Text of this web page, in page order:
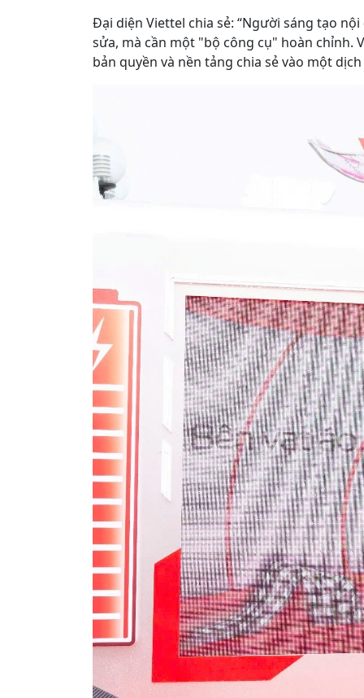
Đại diện Viettel chia sẻ: “Người sáng tạo
sửa, mà cần một "bộ công cụ" hoàn chỉnh.
bản quyền và nền tảng chia sẻ vào một